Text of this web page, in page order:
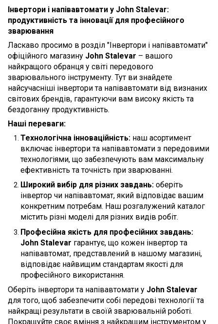
Інвертори і напівавтомати у John Stalevar:
продуктивність та інновації для професійного
зварювання
Ласкаво просимо в розділ "Інвертори і напівавтомати"
офіційного магазину John Stalevar – вашого
найкращого обранця у світі передового
зварювального інструменту. Тут ви знайдете
найсучасніші інвертори та напівавтомати від визнаних
світових брендів, гарантуючи вам високу якість та
бездоганну продуктивність.
Наші переваги:
Технологічна інноваційність: наш асортимент
включає інвертори та напівавтомати з передовими
технологіями, що забезпечують вам максимальну
ефективність та точність при зварюванні.
Широкий вибір для різних завдань: оберіть
інвертор чи напівавтомат, який відповідає вашим
конкретним потребам. Наш розгалужений каталог
містить різні моделі для різних видів робіт.
Професійна якість для професійних завдань:
John Stalevar гарантує, що кожен інвертор та
напівавтомат, представлений в нашому магазині,
відповідає найвищим стандартам якості для
професійного використання.
Оберіть інвертори та напівавтомати у John Stalevar
для того, щоб забезпечити собі передові технології та
найкращі результати в своїй зварювальній роботі.
Покращуйте своє вміння з найкращим інструментом у